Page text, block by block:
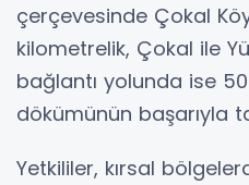
çerçevesinde Çokal
kilometrelik, Çokal ile
bağlantı yolunda ise
dökümünün başarıyla
Yetkililer, kırsal